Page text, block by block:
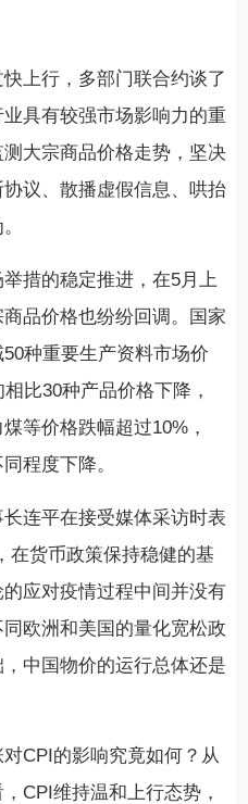
上行，多部门联合约谈了
具有较强市场影响力的重
大宗商品价格走势，坚决
议、散播虚假信息、哄抬
措的稳定推进，在5月上
品价格也纷纷回调。国家
种重要生产资料市场价
比30种产品价格下降，
等价格跌幅超过10%，
程度下降。
连平在接受媒体采访时表
在货币政策保持稳健的基
应对疫情过程中间并没有
欧洲和美国的量化宽松政
中国物价的运行总体还是
CPI的影响究竟如何？从
CPI维持温和上行态势，